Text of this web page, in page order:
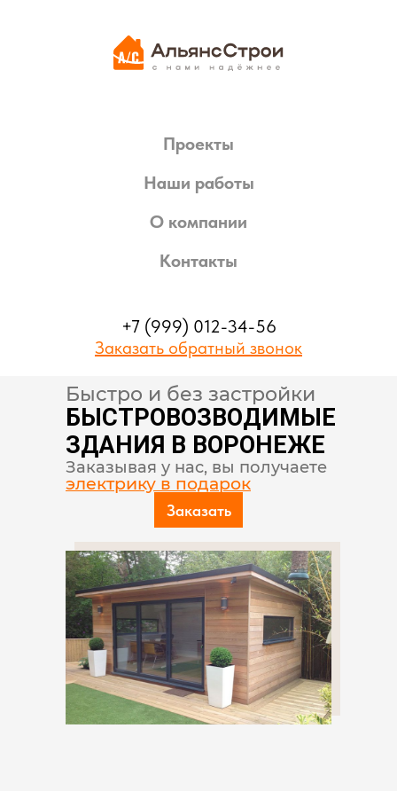
Проекты
Наши работы
О компании
Контакты
+7 (999) 012-34-56
Заказать обратный звонок
Быстро и без застройки
БЫСТРОВОЗВОДИМЫЕ
ЗДАНИЯ В ВОРОНЕЖЕ
Заказывая у нас, вы получаете
электрику в подарок
Заказать
Стройки — нет!Вы получите готовый
объект на следующий день.